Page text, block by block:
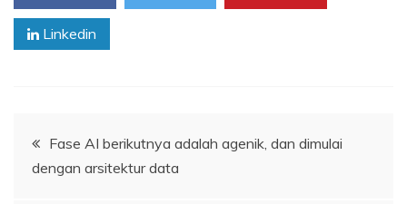
Linkedin
Navigasi
pos
Fase AI berikutnya adalah agenik, dan dimulai
dengan arsitektur data